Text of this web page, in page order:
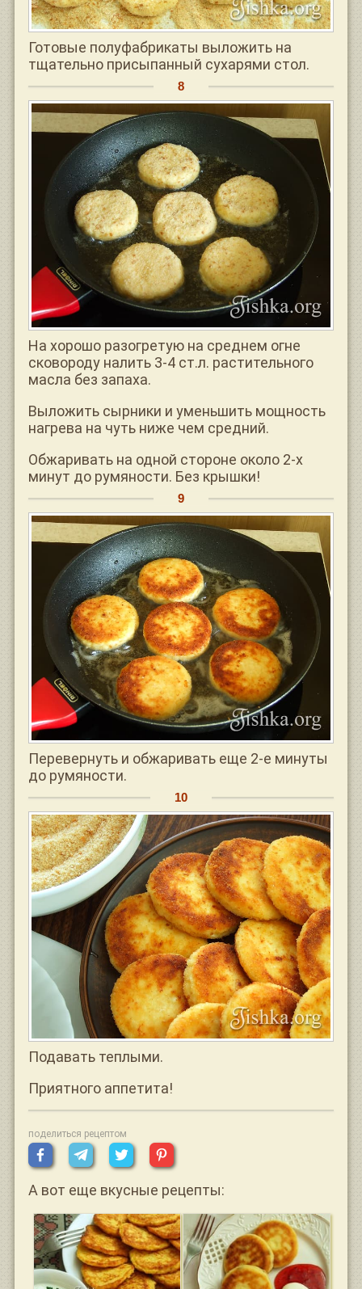
Готовые полуфабрикаты выложить на
тщательно присыпанный сухарями стол.
На хорошо разогретую на среднем огне
сковороду налить 3-4 ст.л. растительного
масла без запаха.
Выложить сырники и уменьшить мощность
нагрева на чуть ниже чем средний.
Обжаривать на одной стороне около 2-х
минут до румяности. Без крышки!
Перевернуть и обжаривать еще 2-е минуты
до румяности.
Подавать теплыми.
Приятного аппетита!
поделиться рецептом
А вот еще вкусные рецепты: